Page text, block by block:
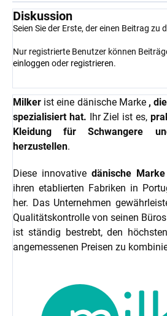
Diskussion
Seien Sie der Erste, der einen Beitrag zu
Nur registrierte Benutzer können
einloggen oder registrieren.
Milker ist eine dänische Marke ,
spezialisiert hat. Ihr Ziel ist es,
Kleidung für Schwangere
herzustellen.
Diese innovative dänische
ihren etablierten Fabriken in
her. Das Unternehmen
Qualitätskontrolle von seinen
ist ständig bestrebt, den
angemessenen Preisen zu